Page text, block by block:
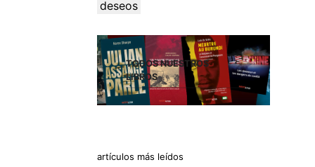
deseos
TODOS NUESTROS
LIBROS
artículos más leídos